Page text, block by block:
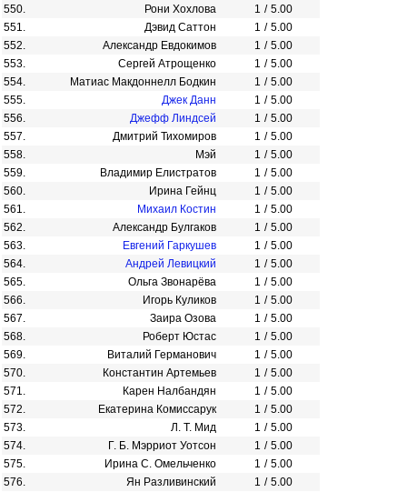
550.
Рони Хохлова 1 / 5.00
551.
Дэвид Саттон 1 / 5.00
552.
Александр Евдокимов 1 / 5.00
553.
Сергей Атрощенко 1 / 5.00
554.
Матиас Макдоннелл Бодкин 1 / 5.00
555.
Джек Данн 1 / 5.00
556.
Джефф Линдсей 1 / 5.00
557.
Дмитрий Тихомиров 1 / 5.00
558.
Мэй 1 / 5.00
559.
Владимир Елистратов 1 / 5.00
560.
Ирина Гейнц 1 / 5.00
561.
Михаил Костин 1 / 5.00
562.
Александр Булгаков 1 / 5.00
563.
Евгений Гаркушев 1 / 5.00
564.
Андрей Левицкий 1 / 5.00
565.
Ольга Звонарёва 1 / 5.00
566.
Игорь Куликов 1 / 5.00
567.
Заира Озова 1 / 5.00
568.
Роберт Юстас 1 / 5.00
569.
Виталий Германович 1 / 5.00
570.
Константин Артемьев 1 / 5.00
571.
Карен Налбандян 1 / 5.00
572.
Екатерина Комиссарук 1 / 5.00
573.
Л. Т. Мид 1 / 5.00
574.
Г. Б. Мэрриот Уотсон 1 / 5.00
575.
Ирина С. Омельченко 1 / 5.00
576.
Ян Разливинский 1 / 5.00